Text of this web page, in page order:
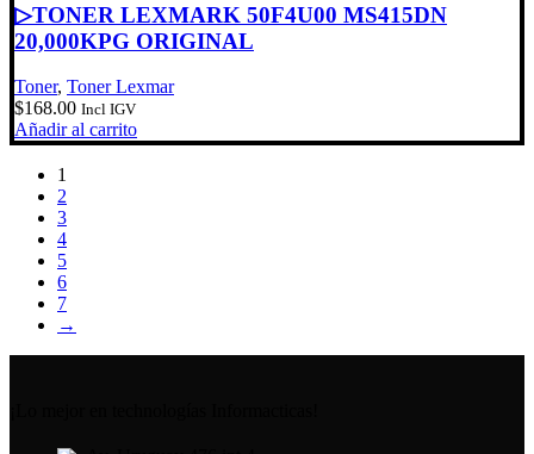
▷TONER LEXMARK 50F4U00 MS415DN
20,000KPG ORIGINAL
Toner, Toner Lexmar
$168.00 Incl IGV
Añadir al carrito
1
2
3
4
5
6
7
→